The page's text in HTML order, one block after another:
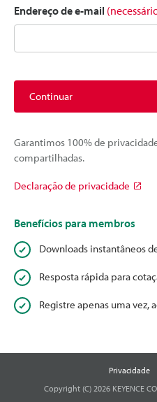
Endereço de e-mail
Continuar
Garantimos 100% de
compartilhadas.
Declaração de privacidade
Benefícios para membros
Downloads instantâneos
Resposta rápida para
Registre apenas uma vez,
Privacidade
Copyright (C) 2026 KEYENCE